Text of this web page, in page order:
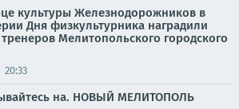
культуры Железнодорожников в
Дня физкультурника наградили
Мелитопольского городского
20:33
на. НОВЫЙ МЕЛИТОПОЛЬ